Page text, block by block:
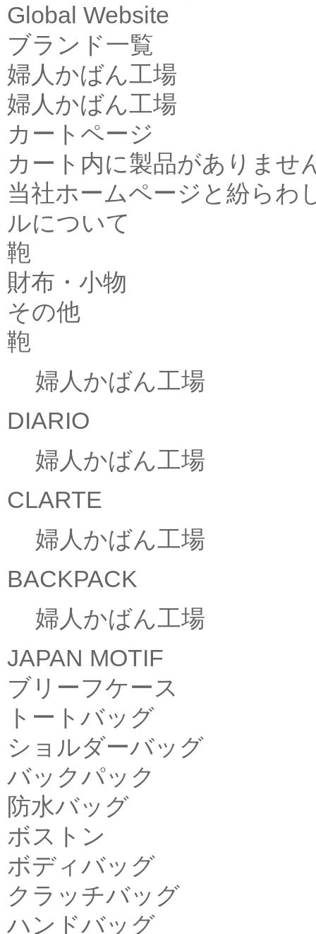
Global Website
ブランド一覧
婦人かばん工場
婦人かばん工場
カートページ
カート内に製品がありませ
当社ホームページと紛らわ
ルについて
鞄
財布・小物
その他
鞄
婦人かばん工場
DIARIO
婦人かばん工場
CLARTE
婦人かばん工場
BACKPACK
婦人かばん工場
JAPAN MOTIF
ブリーフケース
トートバッグ
ショルダーバッグ
バックパック
防水バッグ
ボストン
ボディバッグ
クラッチバッグ
ハンドバッグ